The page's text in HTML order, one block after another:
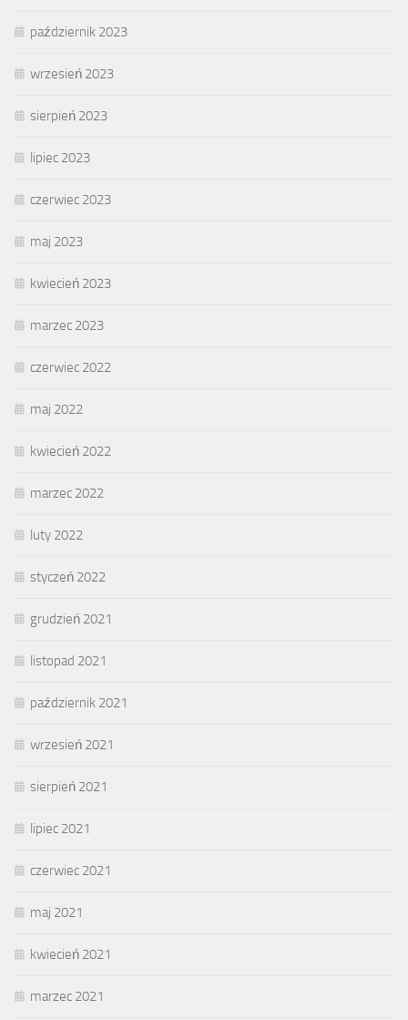
październik 2023
wrzesień 2023
sierpień 2023
lipiec 2023
czerwiec 2023
maj 2023
kwiecień 2023
marzec 2023
czerwiec 2022
maj 2022
kwiecień 2022
marzec 2022
luty 2022
styczeń 2022
grudzień 2021
listopad 2021
październik 2021
wrzesień 2021
sierpień 2021
lipiec 2021
czerwiec 2021
maj 2021
kwiecień 2021
marzec 2021